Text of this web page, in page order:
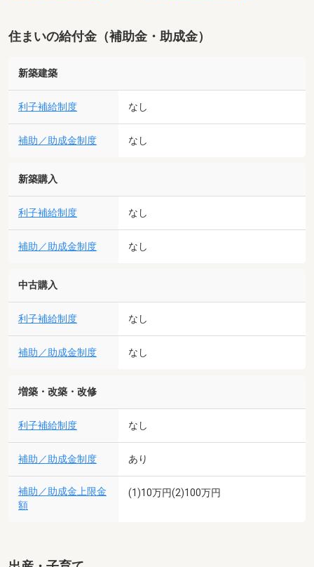
住まいの給付金（補助金・助成金）
新築建築
利子補給制度 なし
補助／助成金制度 なし
新築購入
利子補給制度 なし
補助／助成金制度 なし
中古購入
利子補給制度 なし
補助／助成金制度 なし
増築・改築・改修
利子補給制度 なし
補助／助成金制度 あり
補助／助成金上限金
額
(1)10万円(2)100万円